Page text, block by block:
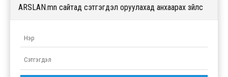
ARSLAN.mn сайтад сэтгэгдэл оруулахад анхаарах зүйлс